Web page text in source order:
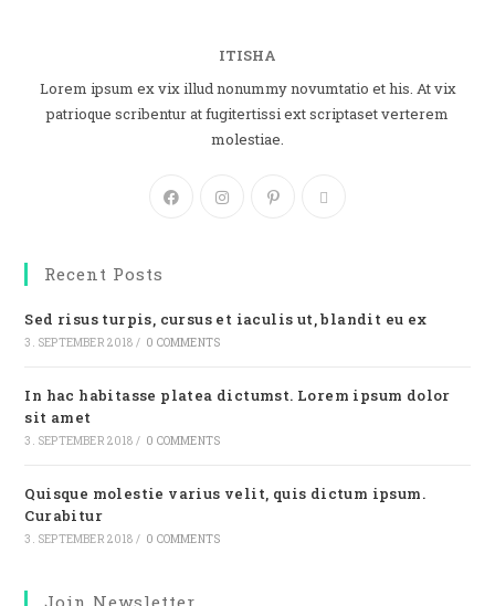
ITISHA
Lorem ipsum ex vix illud nonummy novumtatio et his. At vix
patrioque scribentur at fugitertissi ext scriptaset verterem
molestiae.
Recent Posts
Sed risus turpis, cursus et iaculis ut, blandit eu ex
3. SEPTEMBER 2018 / 0 COMMENTS
In hac habitasse platea dictumst. Lorem ipsum dolor
sit amet
3. SEPTEMBER 2018 / 0 COMMENTS
Quisque molestie varius velit, quis dictum ipsum.
Curabitur
3. SEPTEMBER 2018 / 0 COMMENTS
Join Newsletter